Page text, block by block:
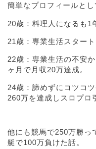
簡単なプロフィールとし
20歳：料理人になるも1
21歳：専業生活スター
22歳：専業生活の不安
ヶ月で月収20万達成。
24歳：諦めずにコツコ
260万を達成しスロプロ
他にも競馬で250万勝っ
艇で100万負けた話。